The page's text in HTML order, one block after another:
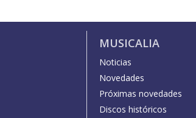
MUSICALIA
Noticias
Novedades
Próximas novedades
Discos históricos